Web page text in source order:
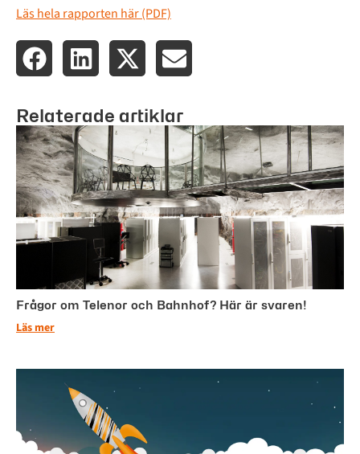
Läs hela rapporten här (PDF)
Relaterade artiklar
Frågor om Telenor och Bahnhof? Här är svaren!
Läs mer